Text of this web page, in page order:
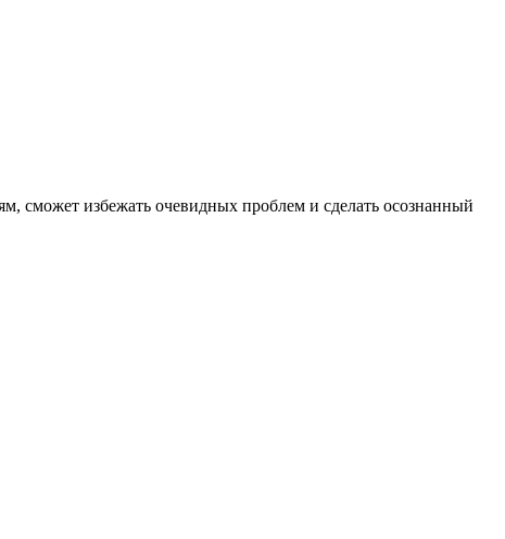
сможет избежать очевидных проблем и сделать осознанный